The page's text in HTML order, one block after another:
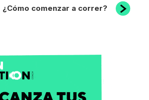
Siguiente
¿Cómo comenzar a correr?